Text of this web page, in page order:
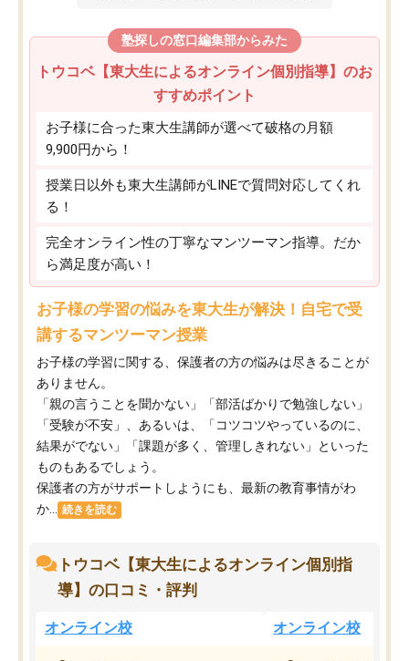
塾探しの窓口編集部からみた
トウコベ【東大生によるオンライン個別指導】のお
すすめポイント
お子様に合った東大生講師が選べて破格の月額
9,900円から！
授業日以外も東大生講師がLINEで質問対応してくれ
る！
完全オンライン性の丁寧なマンツーマン指導。だか
ら満足度が高い！
お子様の学習の悩みを東大生が解決！自宅で受
講するマンツーマン授業
お子様の学習に関する、保護者の方の悩みは尽きることが
ありません。
「親の言うことを聞かない」「部活ばかりで勉強しない」
「受験が不安」、あるいは、「コツコツやっているのに、
結果がでない」「課題が多く、管理しきれない」といった
ものもあるでしょう。
保護者の方がサポートしようにも、最新の教育事情がわ
か...
続きを読む
トウコベ【東大生によるオンライン個別指
導】の口コミ・評判
オンライン校 オンライン校